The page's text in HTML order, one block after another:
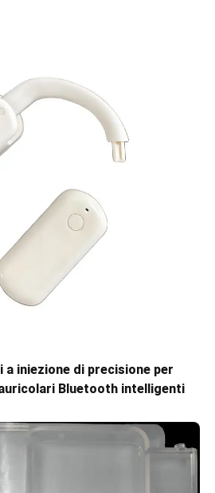
a iniezione di precisione per
Bluetooth intelligenti